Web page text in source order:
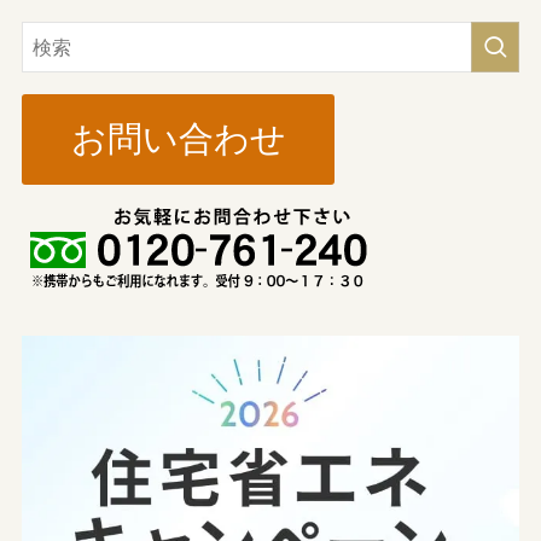
お問い合わせ